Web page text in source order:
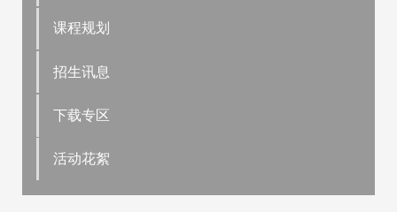
课程规划
招生讯息
下载专区
活动花絮